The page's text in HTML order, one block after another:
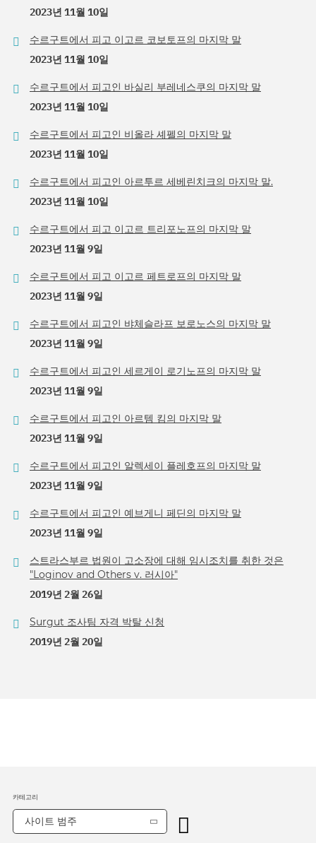
2023년 11월 10일
수르구트에서 피고 이고르 코보토프의 마지막 말
2023년 11월 10일
수르구트에서 피고인 바실리 부레네스쿠의 마지막 말
2023년 11월 10일
수르구트에서 피고인 비올라 셰펠의 마지막 말
2023년 11월 10일
수르구트에서 피고인 아르투르 세베린치크의 마지막 말.
2023년 11월 10일
수르구트에서 피고 이고르 트리포노프의 마지막 말
2023년 11월 9일
수르구트에서 피고 이고르 페트로프의 마지막 말
2023년 11월 9일
수르구트에서 피고인 뱌체슬라프 보로노스의 마지막 말
2023년 11월 9일
수르구트에서 피고인 세르게이 로기노프의 마지막 말
2023년 11월 9일
수르구트에서 피고인 아르템 킴의 마지막 말
2023년 11월 9일
수르구트에서 피고인 알렉세이 플레호프의 마지막 말
2023년 11월 9일
수르구트에서 피고인 예브게니 페딘의 마지막 말
2023년 11월 9일
스트라스부르 법원이 고소장에 대해 임시조치를 취한 것은
"Loginov and Others v. 러시아"
2019년 2월 26일
Surgut 조사팀 자격 박탈 신청
2019년 2월 20일
카테고리
사이트 범주